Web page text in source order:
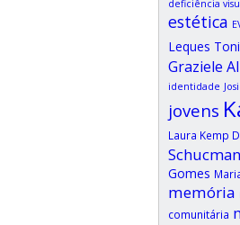
deficiência
estética
Leques
Graziele
identidade
jovens
Laura Kemp
Schucman
Gomes
memória
comunitária